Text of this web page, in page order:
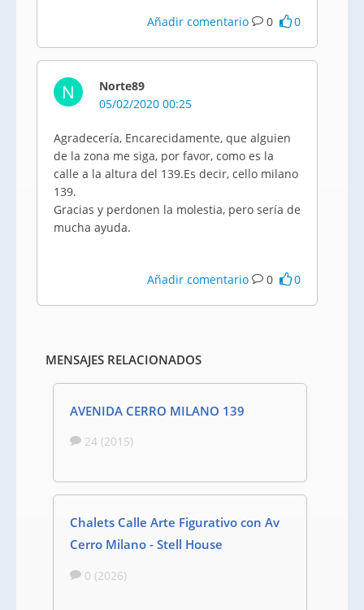
Añadir comentario 0 0
N
Norte89
05/02/2020 00:25
Agradecería, Encarecidamente, que alguien
de la zona me siga, por favor, como es la
calle a la altura del 139.Es decir, cello milano
139.
Gracias y perdonen la molestia, pero sería de
mucha ayuda.
Añadir comentario 0 0
MENSAJES RELACIONADOS
AVENIDA CERRO MILANO 139
24 (2015)
Chalets Calle Arte Figurativo con Av
Cerro Milano - Stell House
0 (2026)